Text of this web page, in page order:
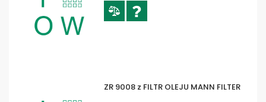
ZR 9008 z FILTR OLEJU MANN FILTER